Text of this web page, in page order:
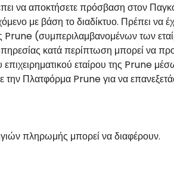
να αποκτήσετε πρόσβαση στον
με βάση το διαδίκτυο. Πρέπει να
Prune (συμπεριλαμβανομένων των
κατά περίπτωση μπορεί να
εταίρου της Prune
Πλατφόρμα Prune για να
πληρωμής μπορεί να διαφέρουν.